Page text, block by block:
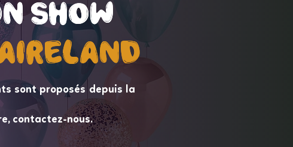
Show
Show
sont proposés depuis la
contactez-nous.